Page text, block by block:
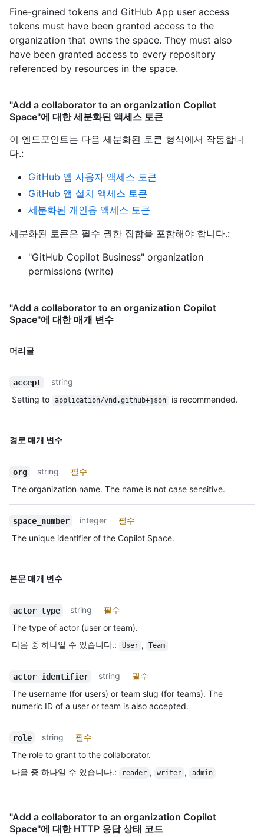
Fine-grained tokens and GitHub App user access
tokens must have been granted access to the
organization that owns the space. They must also
have been granted access to every repository
referenced by resources in the space.
"Add a collaborator to an organization Copilot
Space"에 대한 세분화된 액세스 토큰
이 엔드포인트는 다음 세분화된 토큰 형식에서 작동합니
다.:
GitHub 앱 사용자 액세스 토큰
GitHub 앱 설치 액세스 토큰
세분화된 개인용 액세스 토큰
세분화된 토큰은 필수 권한 집합을 포함해야 합니다.:
"GitHub Copilot Business" organization
permissions (write)
"Add a collaborator to an organization Copilot
Space"에 대한 매개 변수
머리글
accept
string
Setting to
application/vnd.github+json is recommended.
경로 매개 변수
org string
필수
The organization name. The name is not case sensitive.
space_number integer
필수
The unique identifier of the Copilot Space.
본문 매개 변수
actor_type string
필수
The type of actor (user or team).
다음 중 하나일 수 있습니다.: User , Team
actor_identifier string
필수
The username (for users) or team slug (for teams). The
numeric ID of a user or team is also accepted.
role string
필수
The role to grant to the collaborator.
다음 중 하나일 수 있습니다.: reader , writer , admin
"Add a collaborator to an organization Copilot
Space"에 대한 HTTP 응답 상태 코드